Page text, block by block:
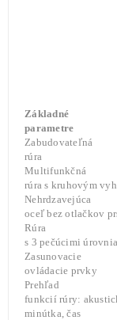
Základné
parametre
Zabudovateľná
rúra
Multifunkčná
rúra s kruhovým
Nehrdzavejúca
oceľ bez otlačkov
Rúra
s 3 pečúcimi
Zasunovacie
ovládacie prvky
Prehľad
funkcií rúry:
minútka, čas